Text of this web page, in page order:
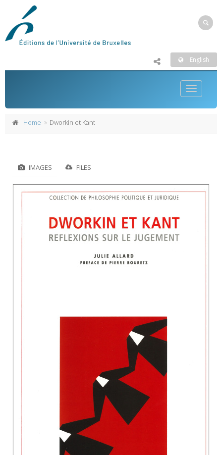
English
Toggle
Home Dworkin et Kant
IMAGES FILES